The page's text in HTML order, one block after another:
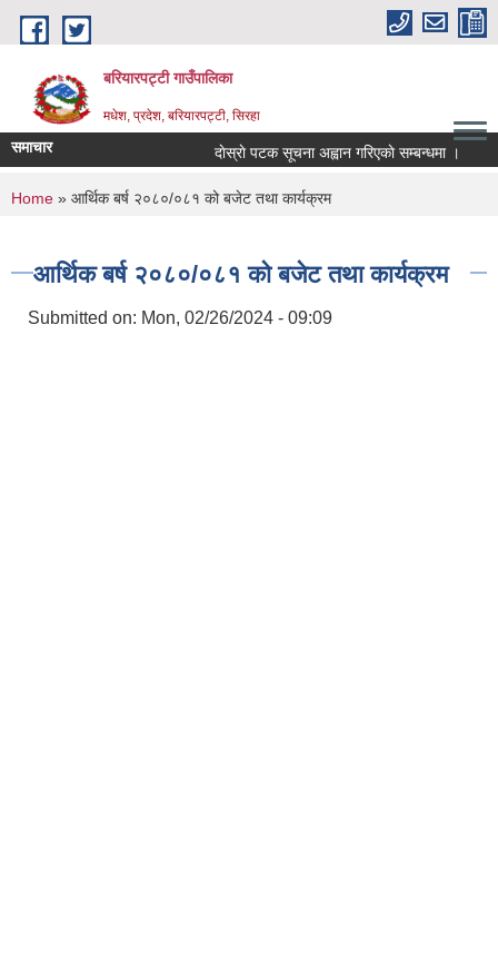
Skip to main content
बरियारपट्टी गाउँपालिका
मधेश, प्रदेश, बरियारपट्टी, सिरहा
समाचार दाेस्राे पटक सूचना अह्वान गरिएकाे सम्बन्धमा ।
You are here
Home » आर्थिक बर्ष २०८०/०८१ को बजेट तथा कार्यक्रम
आर्थिक बर्ष २०८०/०८१ को बजेट तथा कार्यक्रम
Submitted on: Mon, 02/26/2024 - 09:09